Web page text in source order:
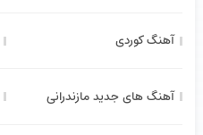
آهنگ کوردی
آهنگ های جدید مازندرانی